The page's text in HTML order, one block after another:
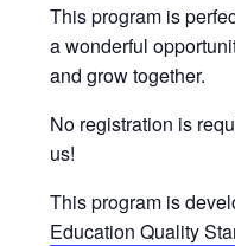
This program is
a wonderful
and grow together.
No registration is
us!
This program is
Education Quality